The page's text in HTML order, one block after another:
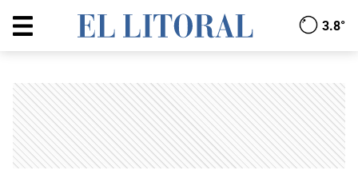
3.8°